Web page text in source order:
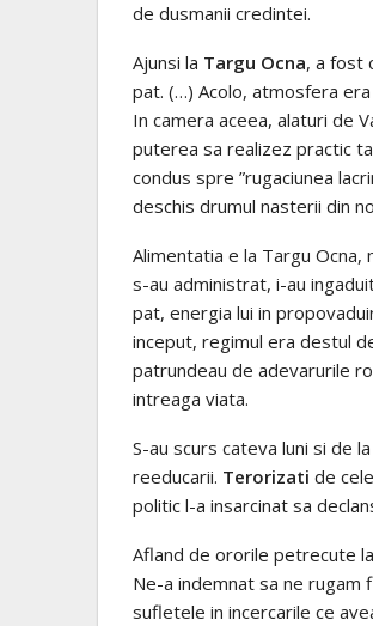
de dusmanii credintei.
Ajunsi la Targu Ocna, a fost
pat. (…) Acolo, atmosfera
In camera aceea, alaturi de
puterea sa realizez practic
condus spre ”rugaciunea
deschis drumul nasterii din
Alimentatia e la Targu Ocna,
s-au administrat, i-au
pat, energia lui in
inceput, regimul era destul
patrundeau de adevarurile
intreaga viata.
S-au scurs cateva luni si de
reeducarii. Terorizati de
politic l-a insarcinat sa
Afland de ororile petrecute
Ne-a indemnat sa ne
sufletele in incercarile ce